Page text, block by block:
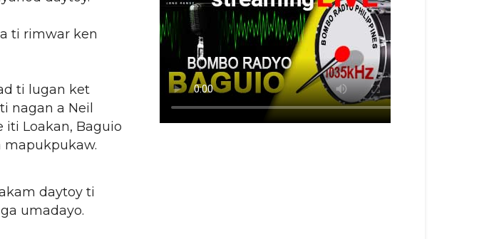
ti rimwar ken
ti lugan ket
nagan a Neil
iti Loakan, Baguio
daytoy ti
umadayo.